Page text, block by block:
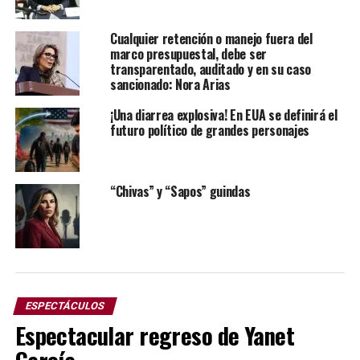
Cursó estudios también en la Universidad Metodista del
Sur en la ciudad de Dallas, Texas. Casó con la jovencita
Eva María Zuk de origen ucraniano formada en Caracas,
Venezuela.
Cualquier retención o manejo fuera del
marco presupuestal, debe ser
transparentado, auditado y en su caso
sancionado: Nora Arias
¡Una diarrea explosiva! En EUA se definirá el
futuro político de grandes personajes
“Chivas” y “Sapos” guindas
ESPECTÁCULOS
Espectacular regreso de Yanet